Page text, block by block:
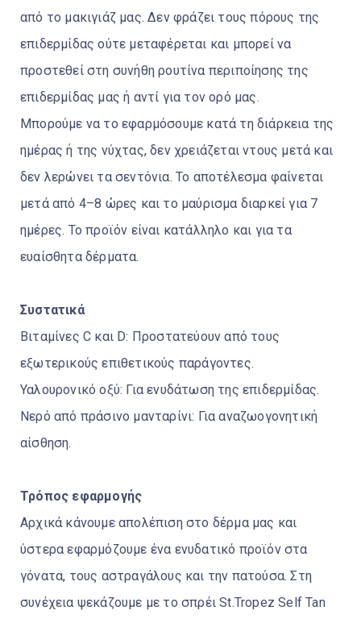
από το μακιγιάζ μας. Δεν φράζει τους πόρους της
επιδερμίδας ούτε μεταφέρεται και μπορεί να
προστεθεί στη συνήθη ρουτίνα περιποίησης της
επιδερμίδας μας ή αντί για τον ορό μας.
Μπορούμε να το εφαρμόσουμε κατά τη διάρκεια της
ημέρας ή της νύχτας, δεν χρειάζεται ντους μετά και
δεν λερώνει τα σεντόνια. Το αποτέλεσμα φαίνεται
μετά από 4–8 ώρες και το μαύρισμα διαρκεί για 7
ημέρες. Το προϊόν είναι κατάλληλο και για τα
ευαίσθητα δέρματα.
Συστατικά
Βιταμίνες C και D: Προστατεύουν από τους
εξωτερικούς επιθετικούς παράγοντες.
Υαλουρονικό οξύ: Για ενυδάτωση της επιδερμίδας.
Νερό από πράσινο μανταρίνι: Για αναζωογονητική
αίσθηση.
Τρόπος εφαρμογής
Αρχικά κάνουμε απολέπιση στο δέρμα μας και
ύστερα εφαρμόζουμε ένα ενυδατικό προϊόν στα
γόνατα, τους αστραγάλους και την πατούσα. Στη
συνέχεια ψεκάζουμε με το σπρέι St.Tropez Self Tan